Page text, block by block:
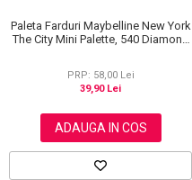
Paleta Farduri Maybelline New York
The City Mini Palette, 540 Diamond
PRP: 58,00 Lei
39,90 Lei
ADAUGA IN COS